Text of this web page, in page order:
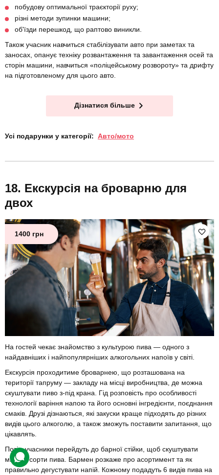
побудову оптимальної траєкторії руху;
різні методи зупинки машини;
об'їзди перешкод, що раптово виникли.
Також учасник навчиться стабілізувати авто при заметах та
заносах, опанує техніку розвантаження та завантаження осей та
сторін машини, навчиться «поліцейському розвороту» та дрифту
на підготовленому для цього авто.
Дізнатися більше
Усі подарунки у категорії: Авто/мото
Екскурсія на броварню для
двох
1400 грн
На гостей чекає знайомство з культурою пива — одного з
найдавніших і найпопулярніших алкогольних напоїв у світі.
Екскурсія проходитиме броварнею, що розташована на
території тапруму — закладу на місці виробництва, де можна
скуштувати пиво з-під крана. Гід розповість про особливості
технології варіння напою та його основні інгредієнти, поєднання
смаків. Друзі дізнаються, які закуски краще підходять до різних
видів цього алкоголю, а також зможуть поставити запитання, що
цікавлять.
Потім учасники перейдуть до барної стійки, щоб скуштувати
місцеві сорти пива. Бармен розкаже про асортимент та як
правильно дегустувати напій. Кожному подадуть 6 видів пива на